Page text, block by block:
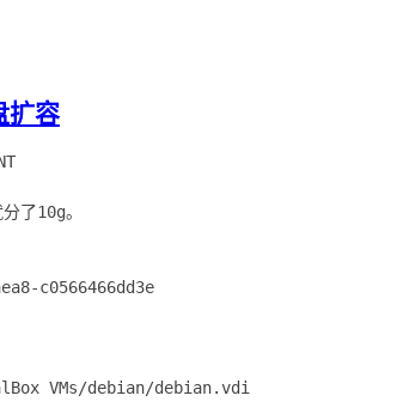
容
了10g。
VMs/debian/debian.vdi